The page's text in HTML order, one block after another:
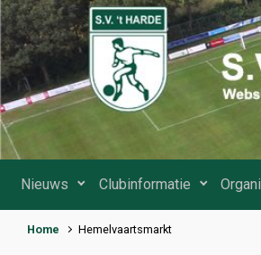
Spring naar de hoofdinhoud
Nieuws Clubinformatie
Home Hemelvaartsmarkt